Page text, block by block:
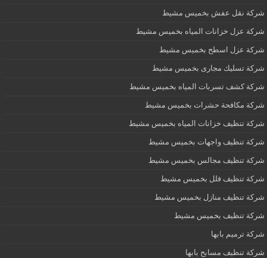
شركة نقل عفش بخميس مشيط
شركة عزل خزانات المياه بخميس مشيط
شركة عزل اسطح بخميس مشيط
شركة تسليك مجارى بخميس مشيط
شركة كشف تسربات المياه بخميس مشيط
شركة مكافحة حشرات بخميس مشيط
شركة تنظيف خزانات المياه بخميس مشيط
شركة تنظيف واجهات بخميس مشيط
شركة تنظيف مجالس بخميس مشيط
شركة تنظيف فلل بخميس مشيط
شركة تنظيف منازل بخميس مشيط
شركة تنظيف بخميس مشيط
شركة ترميم بابها
شركة تنظيف مسابح بابها